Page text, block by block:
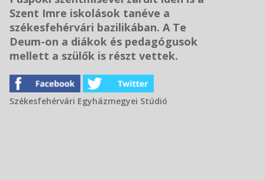
Szent Imre iskolások tanéve a
székesfehérvári bazilikában. A Te
Deum-on a diákok és pedagógusok
mellett a szülők is részt vettek.
Székesfehérvári Egyházmegyei Stúdió